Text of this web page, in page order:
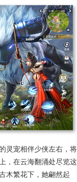
灵宠相伴少侠左右，将
，在云海翻涌处尽览这
木繁花下，她翩然起